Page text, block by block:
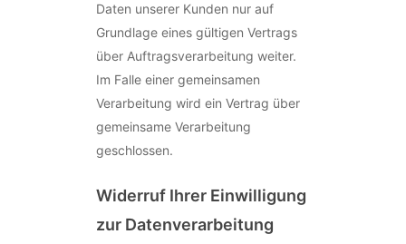
Daten unserer Kunden nur auf
Grundlage eines gültigen Vertrags
über Auftragsverarbeitung weiter.
Im Falle einer gemeinsamen
Verarbeitung wird ein Vertrag über
gemeinsame Verarbeitung
geschlossen.
Widerruf Ihrer Einwilligung
zur Datenverarbeitung